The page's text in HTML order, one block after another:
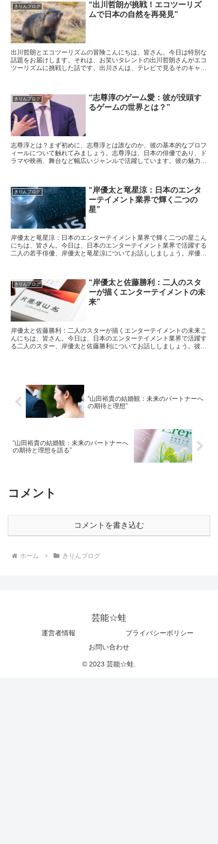
きりんブログ
“出川哲朗が挑戦！エコツーリズ
ムで日本の自然を再発見”
出川哲朗とエコツーリズムの冒険こんにちは、皆さん。今日は特別な
話題をお届けします。それは、お笑いタレントの出川哲朗さんがエコ
ツーリズムに挑戦した話です。出川さんは、テレビで見るそのキャラ
きりんブログ
“志尊淳のゲーム愛：彼が没頭す
るゲームの世界とは？”
志尊淳とは？まず初めに、志尊淳とは誰なのか、彼の基本的なプロフ
ィールについて触れてみましょう。志尊淳は、日本の俳優であり、ド
ラマや映画、舞台など幅広いジャンルで活躍しています。彼の魅力は
きりんブログ
“岸優太と竜星涼：日本のエンタ
ーテイメント業界で輝く二つの
星”
岸優太と竜星涼：日本のエンターテイメント業界で輝く二つの星こん
にちは、皆さん。今日は、日本のエンターテイメント業界で活躍する
二人の若手俳優、岸優太と竜星涼についてお話ししましょう。岸優
きりんブログ
“岸優太と佐藤勝利：二人のスタ
ーが描くエンターテイメントの未
来”
岸優太と佐藤勝利：二人のスターが描くエンターテイメントの未来こ
んにちは、皆さん。今日は、日本のエンターテイメント業界で活躍す
る二人のスター、岸優太と佐藤勝利についてお話ししましょう。彼ら
“山田裕貴の結婚観：未来のパートナーへ
の期待と理想”
“山田裕貴の結婚観：未来のパートナーへ
の期待と理想を語る”
コメント
コメントを書き込む
ホーム きりんブログ
芸能☆蛙
運営者情報
プライバシーポリシー
お問い合わせ
© 2023 芸能☆蛙.